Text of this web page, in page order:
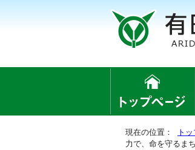
現在の位置： ト
力で、命を守るまち